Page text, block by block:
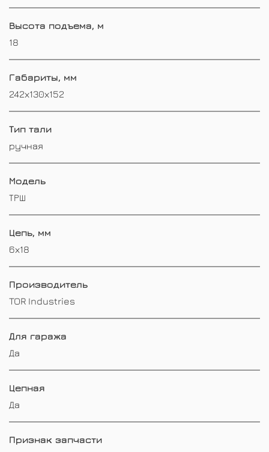
Высота подъема, м
18
Габариты, мм
242х130х152
Тип тали
ручная
Модель
ТРШ
Цепь, мм
6х18
Производитель
TOR Industries
Для гаража
Да
Цепная
Да
Признак запчасти